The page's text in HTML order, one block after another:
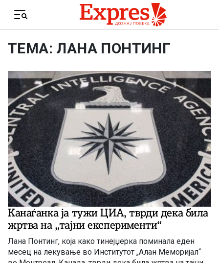
Menu
ТЕМА: ЛАНА ПОНТИНГ
Канаѓанка ја тужи ЦИА, тврди дека била
жртва на „тајни експерименти“
Лана Понтинг, која како тинејџерка поминала еден
месец на лекување во Институтот „Алан Меморијал“